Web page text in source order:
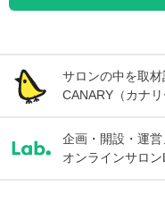
サロンの中を取
CANARY（カナリ
企画・開設・運
オンラインサロン